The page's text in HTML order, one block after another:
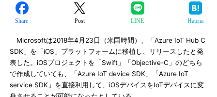
Share Post LINE Hatena
Microsoftは2018年4月23日（米国時間）、「Azure IoT Hub C
SDK」を「iOS」プラットフォームに移植し、リリースしたと発
表した。iOSプロジェクトを「Swift」「Objective-C」のどちら
で作成していても、「Azure IoT device SDK」「Azure IoT
service SDK」を直接利用して、iOSデバイスをIoTデバイスに変